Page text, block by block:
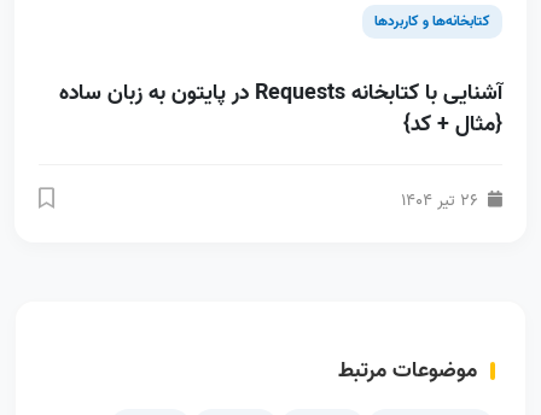
کتابخانه‌ها و کاربردها
آشنایی با کتابخانه Requests در پایتون به زبان ساده
{مثال + کد}
موضوعات مرتبط